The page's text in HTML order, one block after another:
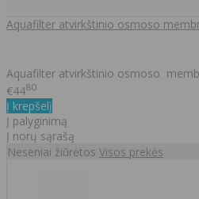
Aquafilter atvirkštinio osmoso
Aquafilter atvirkštinio osmoso
€4480
Į krepšelį
Į palyginimą
Į norų sąrašą
Neseniai žiūrėtos Visos prekės